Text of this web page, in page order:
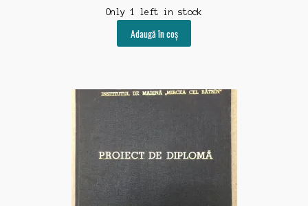
Only 1 left in stock
Adaugă în coș